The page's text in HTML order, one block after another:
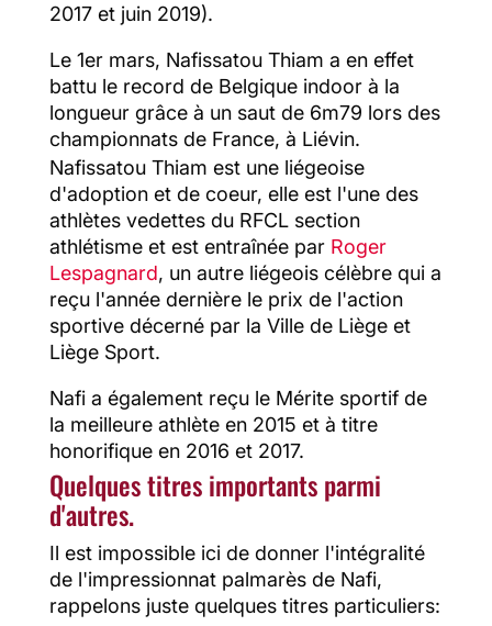
2017 et juin 2019).
Le 1er mars, Nafissatou Thiam a en effet
battu le record de Belgique indoor à la
longueur grâce à un saut de 6m79 lors des
championnats de France, à Liévin.
Nafissatou Thiam est une liégeoise
d'adoption et de coeur, elle est l'une des
athlètes vedettes du RFCL section
athlétisme et est entraînée par Roger
Lespagnard, un autre liégeois célèbre qui a
reçu l'année dernière le prix de l'action
sportive décerné par la Ville de Liège et
Liège Sport.
Nafi a également reçu le Mérite sportif de
la meilleure athlète en 2015 et à titre
honorifique en 2016 et 2017.
Quelques titres importants parmi
d'autres.
Il est impossible ici de donner l'intégralité
de l'impressionnat palmarès de Nafi,
rappelons juste quelques titres particuliers: